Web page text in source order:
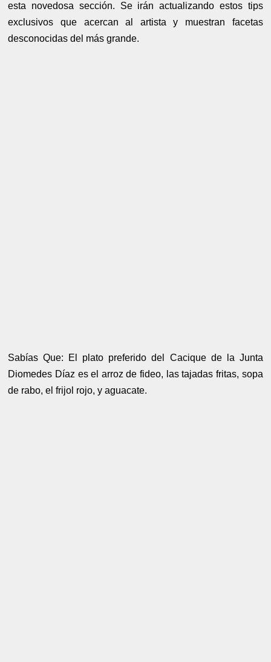
esta novedosa sección. Se irán actualizando estos tips
exclusivos que acercan al artista y muestran facetas
desconocidas del más grande.
Sabías Que: El plato preferido del Cacique de la Junta
Diomedes Díaz es el arroz de fideo, las tajadas fritas, sopa
de rabo, el frijol rojo, y aguacate.